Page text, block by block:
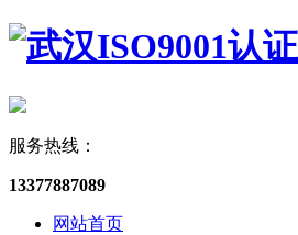
服务热线：
13377887089
网站首页